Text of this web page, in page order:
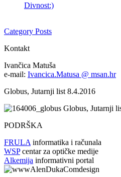
Divnost:)
Category Posts
Kontakt
Ivančica Matuša
e-mail: Ivancica.Matusa @ msan.hr
Globus, Jutarnji list 8.4.2016
Globus, Jutarnji
PODRŠKA
FRULA informatika i računala
WSPcentar za optičke medije
Alkemija informativni portal